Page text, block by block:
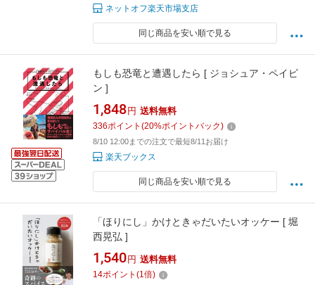
ネットオフ楽天市場支店
同じ商品を安い順で見る
もしも恐竜と遭遇したら [ ジョシュア・ペイビ
ン ]
1,848 円 送料無料
336ポイント (20%ポイントバック)
8/10 12:00までの注文で最短8/11お届け
楽天ブックス
同じ商品を安い順で見る
「ほりにし」かけときゃだいたいオッケー [ 堀
西晃弘 ]
1,540 円 送料無料
14ポイント (1倍)